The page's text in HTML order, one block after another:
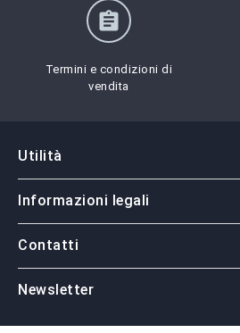
assignment
Termini e condizioni di
vendita
Utilità
Informazioni legali
Contatti
Newsletter